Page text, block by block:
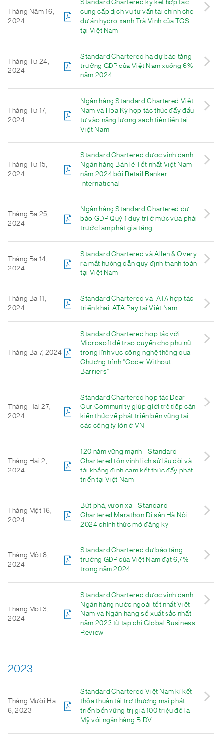
Tháng Năm 16,
2024
Standard Chartered ký kết hợp tác
cung cấp dịch vụ tư vấn tài chính cho
dự án hydro xanh Trà Vinh của TGS
tại Việt Nam
Tháng Tư 24,
2024
Standard Chartered hạ dự báo tăng
trưởng GDP của Việt Nam xuống 6%
năm 2024
Tháng Tư 17,
2024
Ngân hàng Standard Chartered Việt
Nam và Hoa Kỳ hợp tác thúc đẩy đầu
tư vào năng lượng sạch tiên tiến tại
Việt Nam
Tháng Tư 15,
2024
Standard Chartered được vinh danh
Ngân hàng Bán lẻ Tốt nhất Việt Nam
năm 2024 bởi Retail Banker
International
Tháng Ba 25,
2024
Ngân hàng Standard Chartered dự
báo GDP Quý 1 duy trì ở mức vừa phải
trước lạm phát gia tăng
Tháng Ba 14,
2024
Standard Chartered và Allen & Overy
ra mắt hướng dẫn quy định thanh toán
tại Việt Nam
Tháng Ba 11,
2024
Standard Chartered và IATA hợp tác
triển khai IATA Pay tại Việt Nam
Tháng Ba 7, 2024
Standard Chartered hợp tác với
Microsoft để trao quyền cho phụ nữ
trong lĩnh vực công nghệ thông qua
Chương trình "Code; Without
Barriers"
Tháng Hai 27,
2024
Standard Chartered hợp tác Dear
Our Community giúp giới trẻ tiếp cận
kiến thức về phát triển bền vững tại
các công ty lớn ở VN
Tháng Hai 2,
2024
120 năm vững mạnh - Standard
Chartered tôn vinh lịch sử lâu đời và
tái khẳng định cam kết thúc đẩy phát
triển tại Việt Nam
Tháng Một 16,
2024
Bứt phá, vươn xa - Standard
Chartered Marathon Di sản Hà Nội
2024 chính thức mở đăng ký
Tháng Một 8,
2024
Standard Chartered dự báo tăng
trưởng GDP của Việt Nam đạt 6,7%
trong năm 2024
Tháng Một 3,
2024
Standard Chartered được vinh danh
Ngân hàng nước ngoài tốt nhất Việt
Nam và Ngân hàng số xuất sắc nhất
năm 2023 từ tạp chí Global Business
Review
2023
Tháng Mười Hai
6, 2023
Standard Chartered Việt Nam kí kết
thỏa thuận tài trợ thương mại phát
triển bền vững trị giá 100 triệu đô la
Mỹ với ngân hàng BIDV